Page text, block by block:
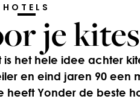
HOTELS
je
het hele idee achter
en eind jaren 90 een
heeft Yonder de beste